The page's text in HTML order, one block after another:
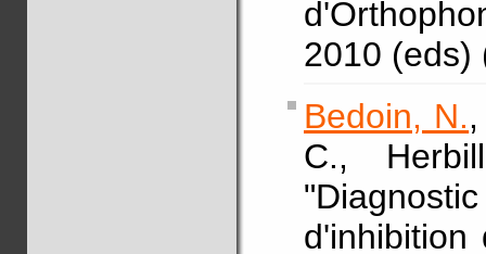
2010 (eds)
Bedoin, N.
C.,
d'inhibition